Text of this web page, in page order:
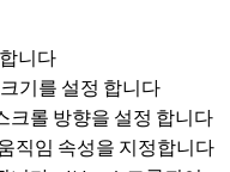
니다
기를 설정 합니다
롤 방향을 설정 합니다
직임 속성을 지정합니다